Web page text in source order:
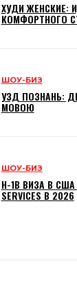
ХУДИ ЖЕНСКИЕ:
КОМФОРТНОГО
ШОУ-БИЗ
УЗД ПОЗНАНЬ:
МОВОЮ
ШОУ-БИЗ
H-1B ВИЗА В США
SERVICES В 2026